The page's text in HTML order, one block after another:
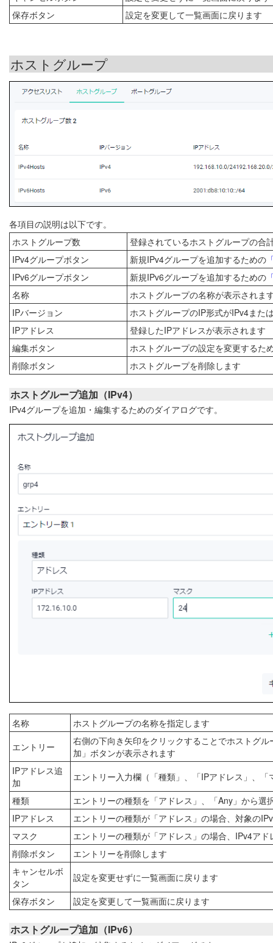
保存ボタン
設定を変更して一覧画面に戻ります
ホストグループ
各項目の説明は以下です。
ホストグループ数
登録されているホストグループの合
IPv4グループボタン
新規IPv4グループを追加するための
IPv6グループボタン
新規IPv6グループを追加するための
名称
ホストグループの名称が表示されま
IPバージョン
ホストグループのIP形式がIPv4また
IPアドレス
登録したIPアドレスが表示されます
編集ボタン
ホストグループの設定を変更するた
削除ボタン
ホストグループを削除します
ホストグループ追加（IPv4）
IPv4グループを追加・編集するためのダイアログです。
名称
ホストグループの名称を指定します
エントリー
右側の下向き矢印をクリックすることでホストグ
加」ボタンが表示されます
IPアドレス追
加
エントリー入力欄（「種類」、「IPアドレス」、
種類
エントリーの種類を「アドレス」、「Any」から選
IPアドレス
エントリーの種類が「アドレス」の場合、対象の
マスク
エントリーの種類が「アドレス」の場合、IPv4ア
削除ボタン
エントリーを削除します
キャンセルボ
タン
設定を変更せずに一覧画面に戻ります
保存ボタン
設定を変更して一覧画面に戻ります
ホストグループ追加（IPv6）